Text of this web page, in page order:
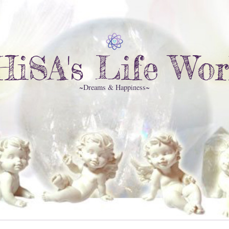
Life
~Dreams & Happiness~